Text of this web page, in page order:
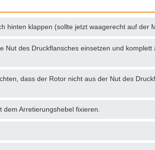
hinten klappen (sollte jetzt waagerecht auf der
Nut des Druckflansches einsetzen und komplett
dass der Rotor nicht aus der Nut des
Arretierungshebel fixieren.